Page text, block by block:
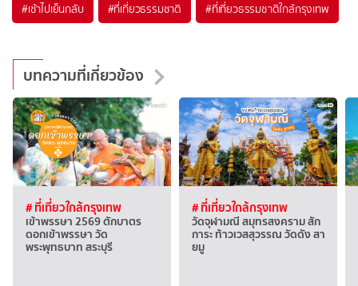
#เช้าไปเย็นกลับ #ที่เที่ยวธรรมชาติ #ที่เที่ยวธรรมชาติใกล้กรุงเทพ
บทความที่เกี่ยวข้อง
# ที่เที่ยวใกล้กรุงเทพ
เข้าพรรษา 2569 ตักบาตร
ดอกเข้าพรรษา วัด
พระพุทธบาท สระบุรี
# ที่เที่ยวใกล้กรุงเทพ
วัดจุฬามณี สมุทรสงคราม สัก
การะ ท้าวเวสสุวรรณ วัดดัง สา
ยมู